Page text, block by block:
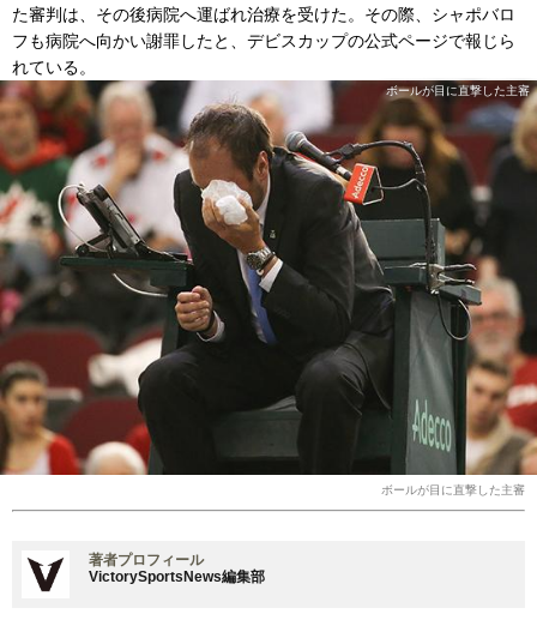
た審判は、その後病院へ運ばれ治療を受けた。その際、シャポバロ
フも病院へ向かい謝罪したと、デビスカップの公式ページで報じら
れている。
ボールが目に直撃した主審
ボールが目に直撃した主審
著者プロフィール
VictorySportsNews編集部